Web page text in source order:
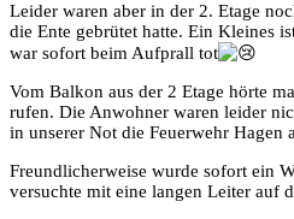
Leider waren aber in der 2. Etage
die Ente gebrütet hatte. Ein Kleines
war sofort beim Aufprall tot
Vom Balkon aus der 2 Etage hörte
rufen. Die Anwohner waren leider
in unserer Not die Feuerwehr Hagen
Freundlicherweise wurde sofort ein
versuchte mit eine langen Leiter auf